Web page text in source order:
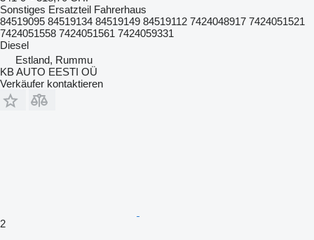
Sonstiges Ersatzteil Fahrerhaus
84519095 84519134 84519149 84519112 7424048917 7424051521
7424051558 7424051561 7424059331
Diesel
Estland, Rummu
KB AUTO EESTI OÜ
Verkäufer kontaktieren
2